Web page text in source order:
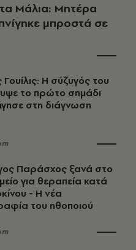
Μάλια: Μητέρα
μπροστά σε
Η σύζυγός του
το πρώτο σημάδι
στη διάγνωση
Παράσχος ξανά στο
για θεραπεία κατά
- Η νέα
του ηθοποιού